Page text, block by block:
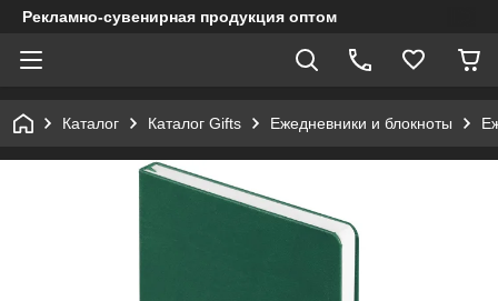
Рекламно-сувенирная продукция оптом
Каталог Каталог Gifts Ежедневники и блокноты